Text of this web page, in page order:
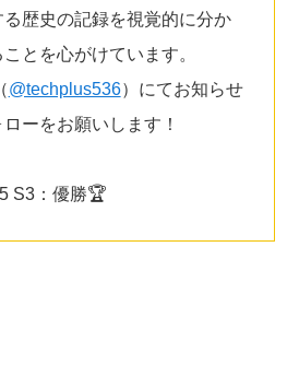
歴史の記録を視覚的に分か
とを心がけています。
（@techplus536）にてお知らせ
ーをお願いします！
S3：優勝🏆